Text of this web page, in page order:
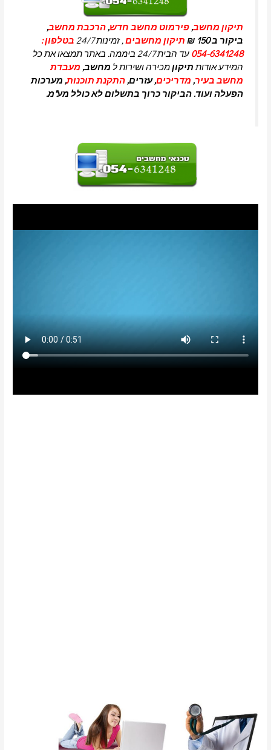
תיקון מחשב,פירמוט מחשב חדש, הרכבת מחשב,
ביקור ב 150 ₪
תיקון מחשבים, זמינות 24/7
בטלפון :
054-6341248
עד הבית 24/7 ביממה. באתר תמצאו את כל
המידע אודות תיקוןמכירה ושירות ל מחשב, מעבדת
מחשב בעיר, מדריכים, עזרים,התקנת תוכנות, מערכות
הפעלה ועוד. הביקור כרוך בתשלום לא כולל מע"מ.